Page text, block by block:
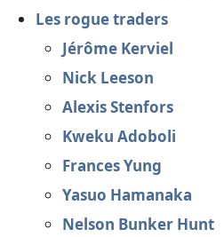
Les rogue traders
Jérôme Kerviel
Nick Leeson
Alexis Stenfors
Kweku Adoboli
Frances Yung
Yasuo Hamanaka
Nelson Bunker Hunt